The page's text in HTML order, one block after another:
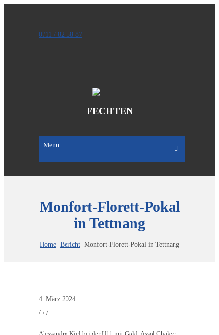
0711 / 82 58 87
FECHTEN
Menu
Monfort-Florett-Pokal
in Tettnang
Home Bericht Monfort-Florett-Pokal in Tettnang
4. März 2024
/ / /
Alessandro Kiel bei der U11 mit Gold, Assol Chakyr